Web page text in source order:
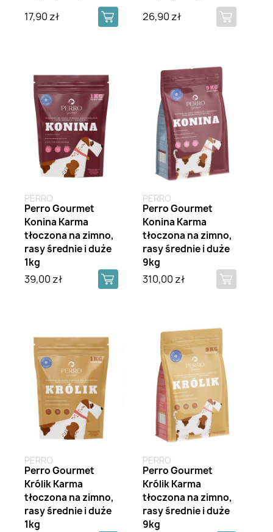
17,90 zł 26,90 zł
PERRO
Perro Gourmet
Konina Karma
tłoczona na zimno,
rasy średnie i duże
1kg
39,00 zł
Brak na stanie
PERRO
Perro Gourmet
Konina Karma
tłoczona na zimno,
rasy średnie i duże
9kg
310,00 zł
PERRO
Perro Gourmet
Królik Karma
tłoczona na zimno,
rasy średnie i duże
1kg
PERRO
Perro Gourmet
Królik Karma
tłoczona na zimno,
rasy średnie i duże
9kg